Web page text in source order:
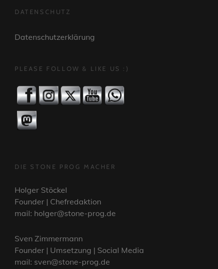
DATENSCHUTZ
Datenschutzerklärung
PLEASE FOLLOW & LIKE US :)
DIE STONE PROG MACHER
Holger Stöckel
Founder | Chefredaktion
mail: holger@stone-prog.de
Sven Zimmermann
Founder | Umsetzung | Social Media
mail: sven@stone-prog.de